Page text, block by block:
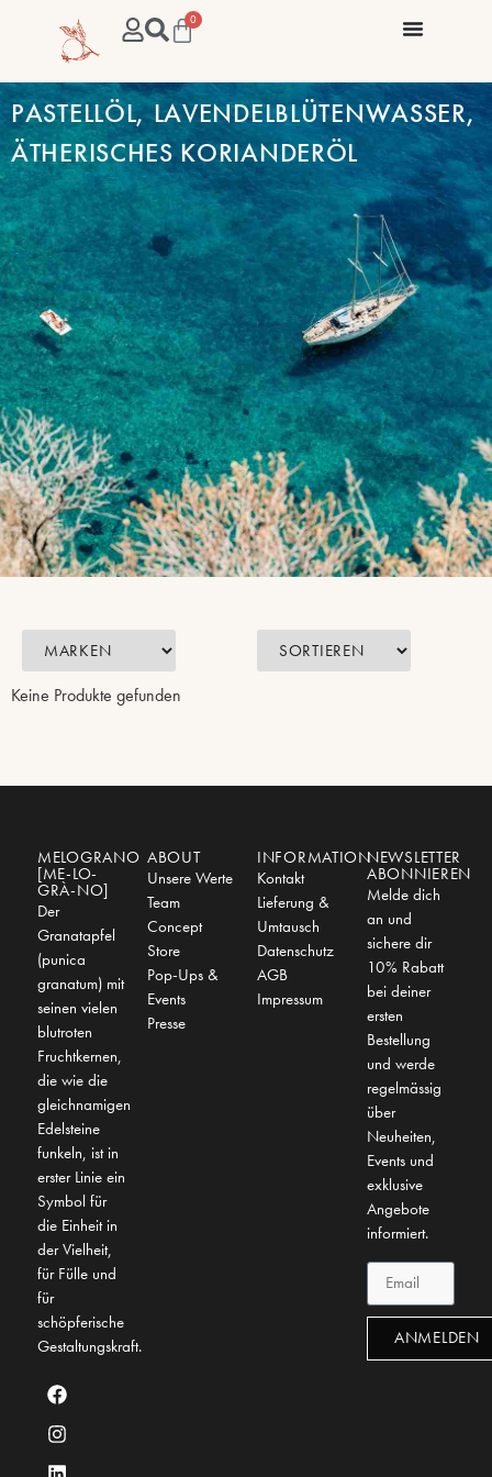
0
PASTELLÖL, LAVENDELBLÜTENWASSER,
ÄTHERISCHES KORIANDERÖL
Keine Produkte gefunden
MELOGRANO
[ME-LO-
GRÀ-NO]
Der
Granatapfel
(punica
granatum) mit
seinen vielen
blutroten
Fruchtkernen,
die wie die
gleichnamigen
Edelsteine
funkeln, ist in
erster Linie ein
Symbol für
die Einheit in
der Vielheit,
für Fülle und
für
schöpferische
Gestaltungskraft.
ABOUT
Unsere Werte
Team
Concept
Store
Pop-Ups &
Events
Presse
INFORMATION
Kontakt
Lieferung &
Umtausch
Datenschutz
AGB
Impressum
NEWSLETTER
ABONNIEREN
Melde dich
an und
sichere dir
10% Rabatt
bei deiner
ersten
Bestellung
und werde
regelmässig
über
Neuheiten,
Events und
exklusive
Angebote
informiert.
ANMELDEN